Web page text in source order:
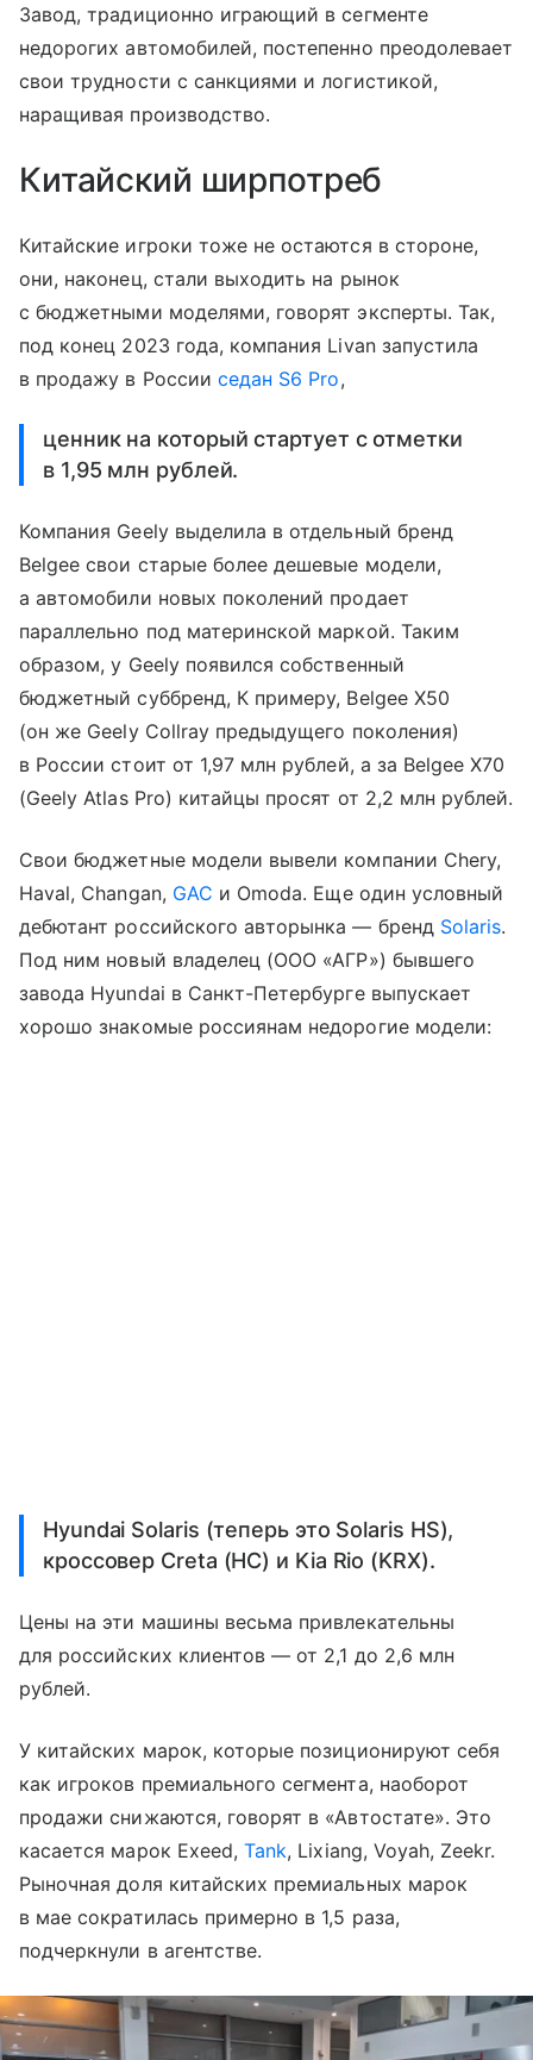
Завод, традиционно играющий в сегменте
недорогих автомобилей, постепенно преодолевает
свои трудности с санкциями и логистикой,
наращивая производство.
Китайский ширпотреб
Китайские игроки тоже не остаются в стороне,
они, наконец, стали выходить на рынок
с бюджетными моделями, говорят эксперты. Так,
под конец 2023 года, компания Livan запустила
в продажу в России седан S6 Pro,
ценник на который стартует с отметки
в 1,95 млн рублей.
Компания Geely выделила в отдельный бренд
Belgee свои старые более дешевые модели,
а автомобили новых поколений продает
параллельно под материнской маркой. Таким
образом, у Geely появился собственный
бюджетный суббренд, К примеру, Belgee X50
(он же Geely Collray предыдущего поколения)
в России стоит от 1,97 млн рублей, а за Belgee X70
(Geely Atlas Pro) китайцы просят от 2,2 млн рублей.
Свои бюджетные модели вывели компании Chery,
Haval, Changan, GAC и Omoda. Еще один условный
дебютант российского авторынка — бренд Solaris.
Под ним новый владелец (ООО «АГР») бывшего
завода Hyundai в Санкт-Петербурге выпускает
хорошо знакомые россиянам недорогие модели:
Hyundai Solaris (теперь это Solaris HS),
кроссовер Creta (HC) и Kia Rio (KRX).
Цены на эти машины весьма привлекательны
для российских клиентов — от 2,1 до 2,6 млн
рублей.
У китайских марок, которые позиционируют себя
как игроков премиального сегмента, наоборот
продажи снижаются, говорят в «Автостате». Это
касается марок Exeed,Tank, Lixiang, Voyah, Zeekr.
Рыночная доля китайских премиальных марок
в мае сократилась примерно в 1,5 раза,
подчеркнули в агентстве.